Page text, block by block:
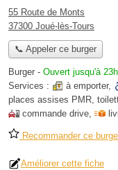
55 Route de Monts
37300 Joué-lès-Tours
📞 Appeler ce burger
Burger - Ouvert jusqu'à 23h
Services :
à emporter,
places assises PMR,
commande drive,
Recommander ce
Améliorer cette fiche